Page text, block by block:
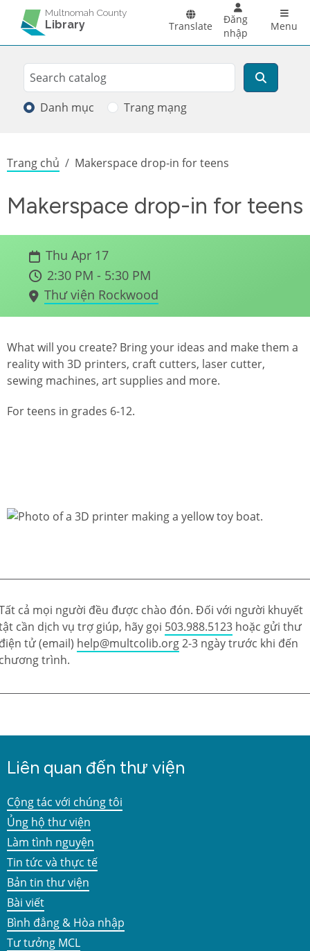
Skip to main content
Multnomah County
Library Translate
Đăng
nhập
Menu
Search
Tìm kiếm
Danh mục Trang mạng
Breadcrumb
Trang chủ Makerspace drop-in for teens
Makerspace drop-in for teens
Thu Apr 17
2:30 PM - 5:30 PM
Thư viện Rockwood
What will you create? Bring your ideas and make them a
reality with 3D printers, craft cutters, laser cutter,
sewing machines, art supplies and more.
For teens in grades 6-12.
cả mọi người đều được chào đón. Đối với người khuyết
cần dịch vụ trợ giúp, hãy gọi 503.988.5123 hoặc gửi thư
tử (email) help@multcolib.org2-3 ngày trước khi đến
trình.
Liên quan đến thư viện
Cộng tác với chúng tôi
Ủng hộ thư viện
Làm tình nguyện
Tin tức và thực tế
Bản tin thư viện
Bài viết
Bình đẳng & Hòa nhập
Tư tưởng MCL